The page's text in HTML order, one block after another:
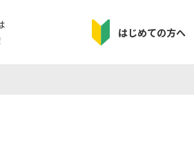
はじめての方へ